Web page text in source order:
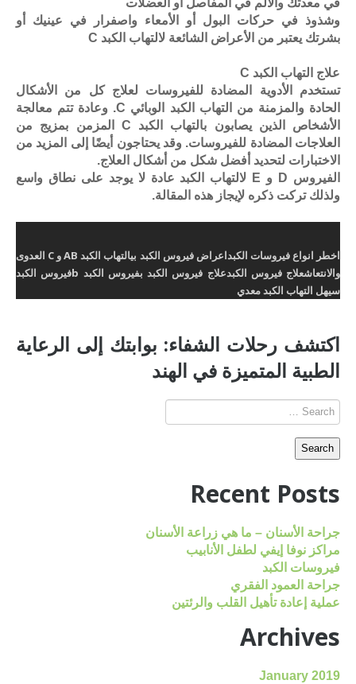
وشذوذ في حركات البول أو الأمعاء واصفرار في عينيك أو
بشرتك يعتبر من الأعراض الشائعة لالتهاب الكبد C
علاج التهاب الكبد C
تستخدم الأدوية المضادة للفيروسات لعلاج كل من الأشكال
الحادة والمزمنة من التهاب الكبد الوبائي C. وعادة تتم معالجة
الأشخاص الذين يصابون بالتهاب الكبد C المزمن بمزيج من
العلاجات المضادة للفيروسات. وقد يحتاجون أيضًا إلى المزيد من
الاختبارات لتحديد أفضل شكل من أشكال العلاج.
الفيروس D و E لالتهاب الكبد عادة لا يوجد على نطاق واسع
ولذلك تركت ذكره لإيجاز هذه المقالة.
اخطر انواع فيروسات الكبداعراض فيروس الكبد بي
التهاب الكبد AB و C العدوى
والانتعاشعلاج فيروس الكبدعلاج فيروس الكبد بفيروس الكبد b
فيروس الكبد
سيهل التهاب الكبد معدي
اكتشف رحلات الشفاء: بوابتك إلى الرعاية
الطبية المتميزة في الهند
Recent Posts
جراحة الأسنان – ما هي زراعة الأسنان
مراكز نوفا إيفي لطفل الأنابيب
فيروسات الكبد
جراحة العمود الفقري
عملية إعادة تأهيل القلب والرئتين
Archives
January 2019